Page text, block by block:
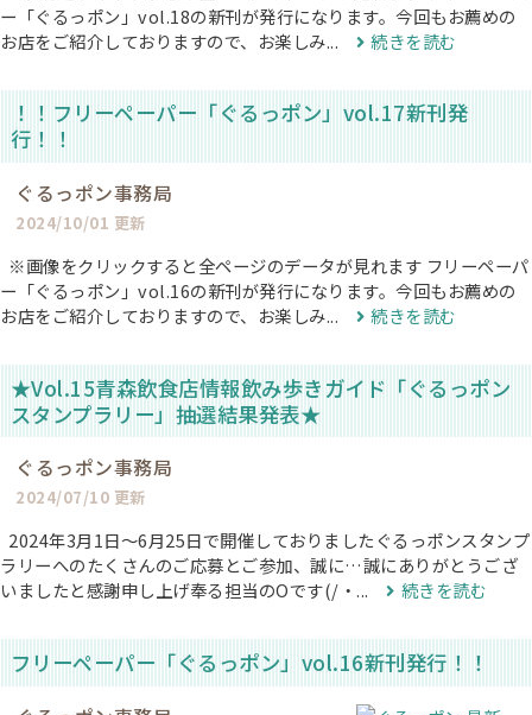
ー「ぐるっポン」vol.18の新刊が発行になります。今回もお薦めの
お店をご紹介しておりますので、お楽しみ...
続きを読む
！！フリーペーパー「ぐるっポン」vol.17新刊発
行！！
ぐるっポン事務局
2024/10/01 更新
※画像をクリックすると全ページのデータが見れます フリーペーパ
ー「ぐるっポン」vol.16の新刊が発行になります。今回もお薦めの
お店をご紹介しておりますので、お楽しみ...
続きを読む
★Vol.15青森飲食店情報飲み歩きガイド「ぐるっポン
スタンプラリー」抽選結果発表★
ぐるっポン事務局
2024/07/10 更新
2024年3月1日〜6月25日で開催しておりましたぐるっポンスタンプ
ラリーへのたくさんのご応募とご参加、誠に…誠にありがとうござ
いましたと感謝申し上げ奉る担当のOです(/・...
続きを読む
フリーペーパー「ぐるっポン」vol.16新刊発行！！